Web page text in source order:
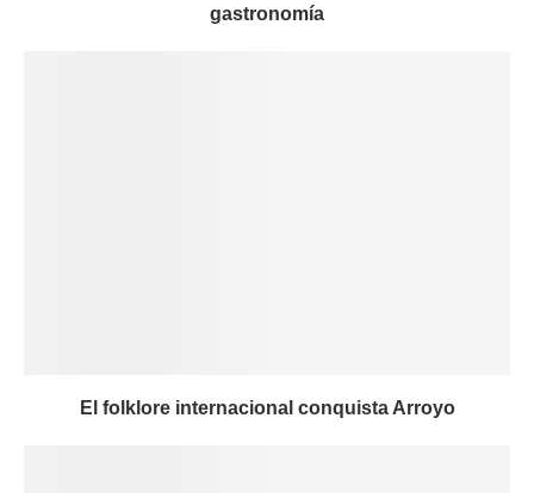
gastronomía
El folklore internacional conquista Arroyo